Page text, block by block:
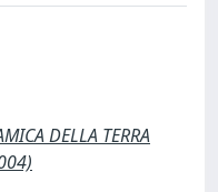
DELLA TERRA